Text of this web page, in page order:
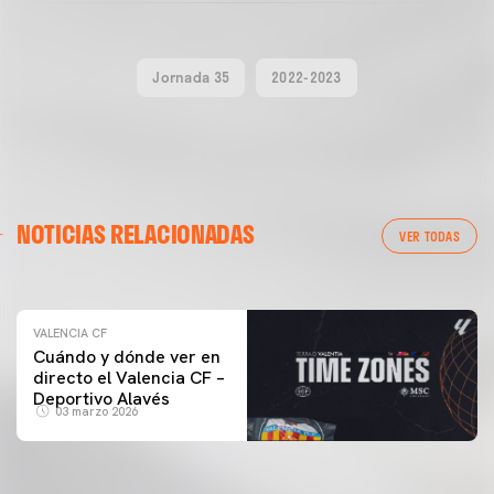
Jornada 35 2022-2023
NOTICIAS RELACIONADAS VER TODAS
ENTRENAMIENTO DEL VALENCIA CF 04/03/26
VALENCIA CF
Cuándo y dónde ver en
directo el Valencia CF –
Deportivo Alavés
03 marzo 2026